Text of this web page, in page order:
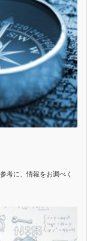
考に、情報をお調べく